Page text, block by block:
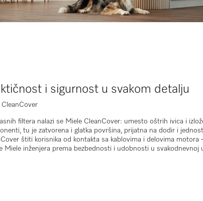
i sigurnost u svakom detalju
CleanCover
filtera nalazi se Miele CleanCover: umesto oštrih ivica i
tu je zatvorena i glatka površina, prijatna na dodir i
štiti korisnika od kontakta sa kablovima i delovima motora
Miele inženjera prema bezbednosti i udobnosti u svakodnevnoj